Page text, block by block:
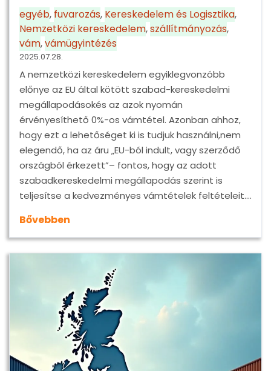
egyéb, fuvarozás, Kereskedelem és Logisztika,
Nemzetközi kereskedelem,szállítmányozás,
vám,vámügyintézés
2025.07.28.
A nemzetközi kereskedelem egyiklegvonzóbb
előnye az EU által kötött szabad-kereskedelmi
megállapodásokés az azok nyomán
érvényesíthető 0%-os vámtétel. Azonban ahhoz,
hogy ezt a lehetőséget ki is tudjuk használni,nem
elegendő, ha az áru „EU-ból indult, vagy szerződő
országból érkezett”– fontos, hogy az adott
szabadkereskedelmi megállapodás szerint is
teljesítse a kedvezményes vámtételek feltételeit.…
Bővebben